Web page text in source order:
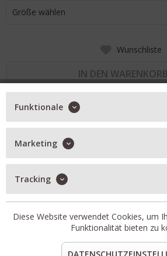
Größe wählen
Wunschliste
IN DEN WARENKORB
BESCHREIBUNG
Rollkragen-Pulli mit Rautenmuster
etwas länger geschnitten
relaxed Fit
Artikel-Nr.:
Y6WE91-RMB71
Polyamid, 12% Wolle ; Material 2:
Funktionale
Marketing
Tracking
Diese Website verwendet Cookies, um
Funktionalität bieten zu